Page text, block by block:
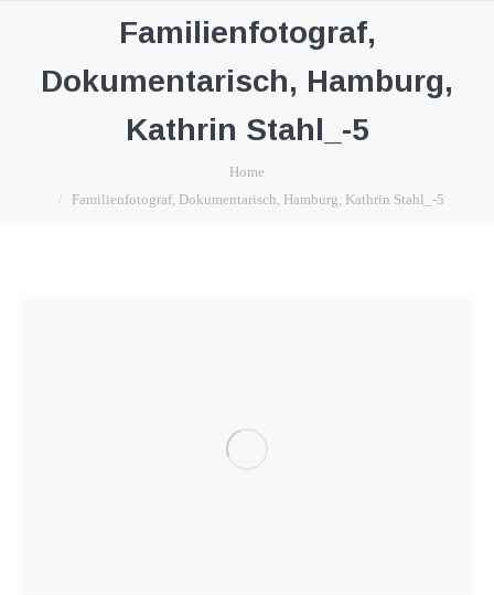
Familienfotograf,
Dokumentarisch, Hamburg,
Kathrin Stahl_-5
Home
Familienfotograf, Dokumentarisch, Hamburg, Kathrin Stahl_-5